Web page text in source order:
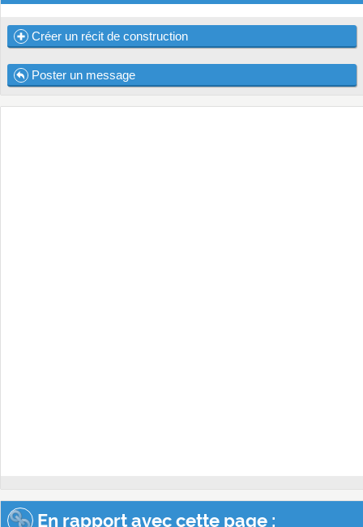
Créer un récit de construction
Poster un message
En rapport avec cette page :